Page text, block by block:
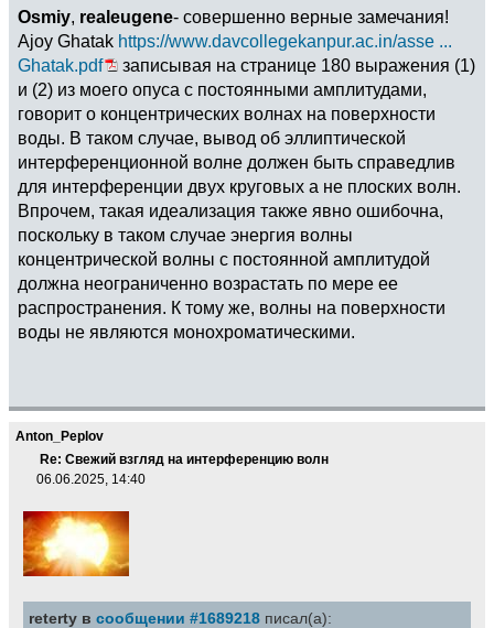
Osmiy, realeugene- совершенно верные замечания!
Ajoy Ghatak https://www.davcollegekanpur.ac.in/asse ...
Ghatak.pdf
записывая на странице 180 выражения (1)
и (2) из моего опуса с постоянными амплитудами,
говорит о концентрических волнах на поверхности
воды. В таком случае, вывод об эллиптической
интерференционной волне должен быть справедлив
для интерференции двух круговых а не плоских волн.
Впрочем, такая идеализация также явно ошибочна,
поскольку в таком случае энергия волны
концентрической волны с постоянной амплитудой
должна неограниченно возрастать по мере ее
распространения. К тому же, волны на поверхности
воды не являются монохроматическими.
Anton_Peplov
Re: Свежий взгляд на интерференцию волн
06.06.2025, 14:40
reterty в сообщении #1689218 писал(а):